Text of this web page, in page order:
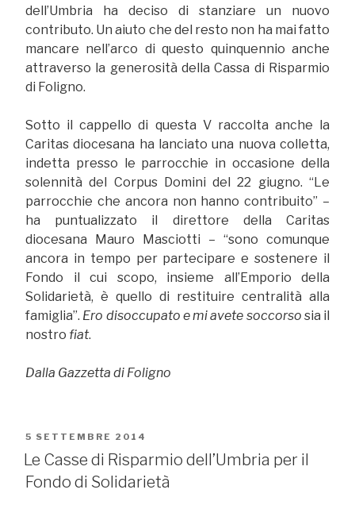
dell’Umbria ha deciso di stanziare un nuovo
contributo. Un aiuto che del resto non ha mai fatto
mancare nell’arco di questo quinquennio anche
attraverso la generosità della Cassa di Risparmio
di Foligno.
Sotto il cappello di questa V raccolta anche la
Caritas diocesana ha lanciato una nuova colletta,
indetta presso le parrocchie in occasione della
solennità del Corpus Domini del 22 giugno. “Le
parrocchie che ancora non hanno contribuito” –
ha puntualizzato il direttore della Caritas
diocesana Mauro Masciotti – “sono comunque
ancora in tempo per partecipare e sostenere il
Fondo il cui scopo, insieme all’Emporio della
Solidarietà, è quello di restituire centralità alla
famiglia”. Ero disoccupato e mi avete soccorso sia il
nostro fiat.
Dalla Gazzetta di Foligno
PUBBLICATO
IL
5 SETTEMBRE 2014
Le Casse di Risparmio dell’Umbria per il
Fondo di Solidarietà